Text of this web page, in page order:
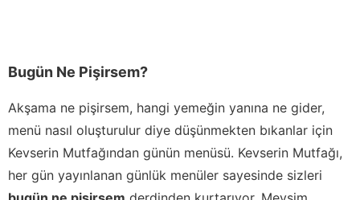
Bugün Ne Pişirsem?
Akşama ne pişirsem, hangi yemeğin yanına ne gider,
menü nasıl oluşturulur diye düşünmekten bıkanlar için
Kevserin Mutfağından günün menüsü. Kevserin Mutfağı,
her gün yayınlanan günlük menüler sayesinde sizleri